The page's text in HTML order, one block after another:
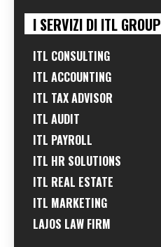
I SERVIZI DI ITL GROUP
ITL CONSULTING
ITL ACCOUNTING
ITL TAX ADVISOR
ITL AUDIT
ITL PAYROLL
ITL HR SOLUTIONS
ITL REAL ESTATE
ITL MARKETING
LAJOS LAW FIRM